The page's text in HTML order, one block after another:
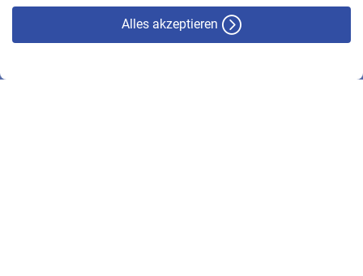
Alles akzeptieren
© VBL 2026